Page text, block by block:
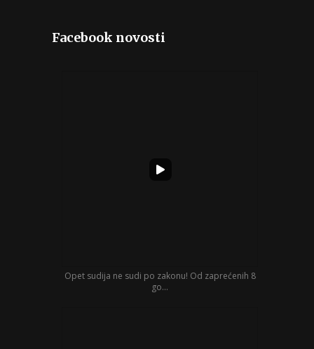
Facebook novosti
Opet sudija ne sudi po zakonu! Od zaprećenih 8
go...